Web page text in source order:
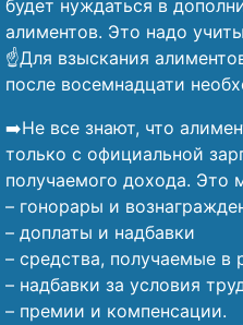
будет нуждаться в
алиментов. Это надо
☝️Для взыскания
после восемнадцати
➡️Не все знают, что
только с официальной
получаемого дохода. Это
– гонорары и
– доплаты и надбавки
– средства, получаемые в
– надбавки за условия
– премии и компенсации.